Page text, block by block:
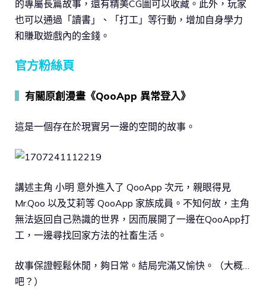
的專屬長篇故事，還有精美CG圖可以收藏。此外，玩家
也可以通過「讀書」、「打工」等行動，增加自身學力
和賺取遊戲內的金錢。
官方粉絲頁
有關原創漫畫《QooApp 異常登入》
這是一個存在於現實另一邊的空間的故事。
講述主角 小明 意外進入了 QooApp 次元，親眼得見
Mr.Qoo 以及艾莉等 QooApp 家族成員。不知何故，主角
無法返回自己熟識的世界，因而展開了一邊在QooApp打
工，一邊尋找回家方法的社畜生活。
故事保證輕鬆休閒，夠日常。結局完滿又愉快。（大概…
吧？）